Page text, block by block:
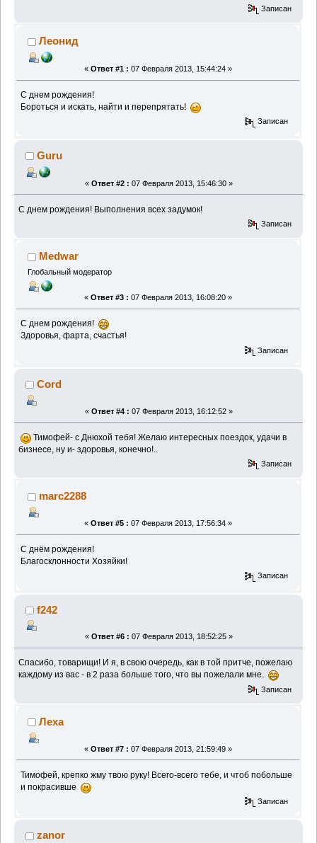
Записан
Леонид
« Ответ #1 : 07 Февраля 2013, 15:44:24 »
С днем рождения!
Бороться и искать, найти и перепрятать!
Записан
Guru
« Ответ #2 : 07 Февраля 2013, 15:46:30 »
С днем рождения! Выполнения всех задумок!
Записан
Medwar
Глобальный модератор
« Ответ #3 : 07 Февраля 2013, 16:08:20 »
С днем рождения!
Здоровья, фарта, счастья!
Записан
Cord
« Ответ #4 : 07 Февраля 2013, 16:12:52 »
Тимофей- с Днюхой тебя! Желаю интересных поездок, удачи в
бизнесе, ну и- здоровья, конечно!..
Записан
marc2288
« Ответ #5 : 07 Февраля 2013, 17:56:34 »
C днём рождения!
Благосклонности Хозяйки!
Записан
f242
« Ответ #6 : 07 Февраля 2013, 18:52:25 »
Спасибо, товарищи! И я, в свою очередь, как в той притче, пожелаю
каждому из вас - в 2 раза больше того, что вы пожелали мне.
Записан
Леха
« Ответ #7 : 07 Февраля 2013, 21:59:49 »
Тимофей, крепко жму твою руку! Всего-всего тебе, и чтоб побольше
и покрасивше
Записан
zanor